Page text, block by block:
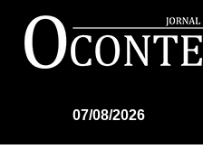
07/08/2026